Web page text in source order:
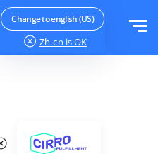
Change to english (US)
Zh-cn is OK
登录